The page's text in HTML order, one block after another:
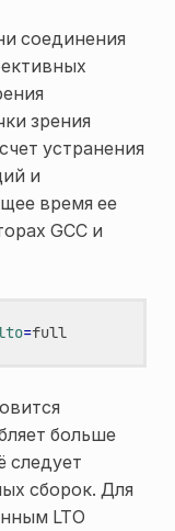
соединения
зрения
устранения
и
время ее
GCC и
= full
больше
следует
сборок. Для
LTO